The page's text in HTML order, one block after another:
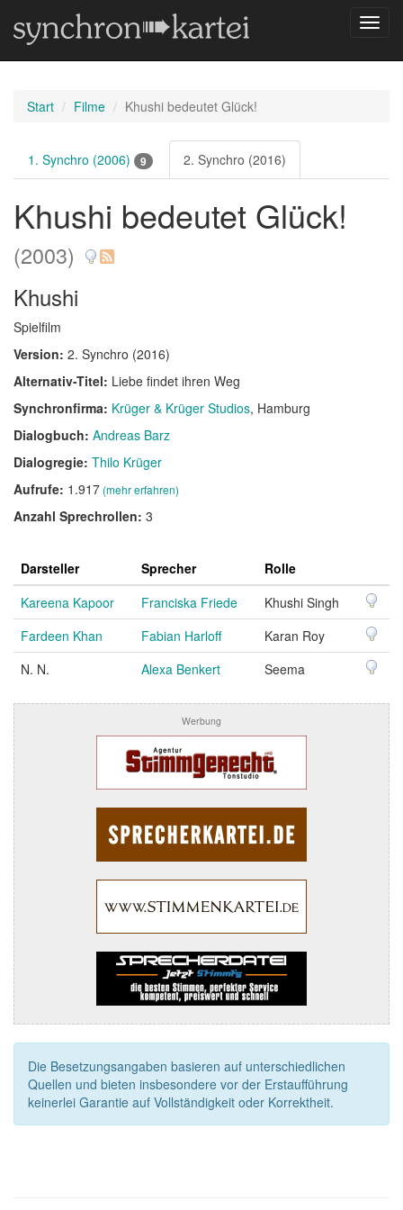
Start Filme Khushi bedeutet Glück!
1. Synchro (2006) 9 2. Synchro (2016)
Khushi bedeutet Glück!
(2003)
Khushi
Spielfilm
Version: 2. Synchro (2016)
Alternativ-Titel: Liebe findet ihren Weg
Synchronfirma: Krüger & Krüger Studios, Hamburg
Dialogbuch: Andreas Barz
Dialogregie: Thilo Krüger
Aufrufe: 1.917(mehr erfahren)
Anzahl Sprechrollen: 3
Darsteller Sprecher
Rolle
Kareena Kapoor
Franciska Friede
Khushi Singh
Fardeen Khan
Fabian Harloff
Karan Roy
N. N.
Alexa Benkert Seema
Werbung
Die Besetzungsangaben basieren auf unterschiedlichen
Quellen und bieten insbesondere vor der Erstaufführung
keinerlei Garantie auf Vollständigkeit oder Korrektheit.